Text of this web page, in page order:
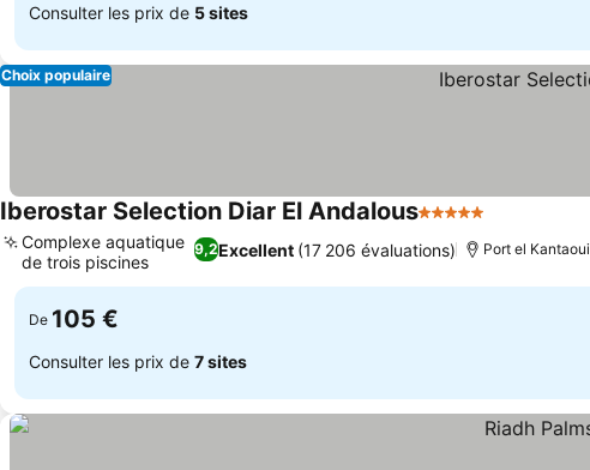
Consulter les prix de 5 sites
Choix populaire
Iberostar Selection Diar El Andalous5 Étoiles
9,2Excellent (17 206 évaluations)
Complexe aquatique
de trois piscines
Port el Kantaoui
De 105 €
Consulter les prix de 7 sites